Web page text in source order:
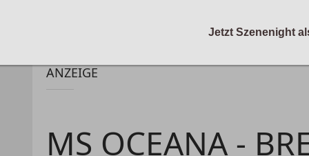
ANZEIGE
MS OCEANA -
Jetzt Szenenight